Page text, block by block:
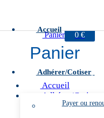
Accueil
Adhérer/Cotiser
Payer ou
Panier 0 €
Panier
Accueil
Adhérer/Cotiser
Payer ou